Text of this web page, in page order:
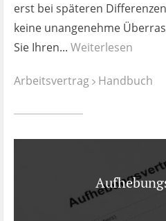
Aufhebungsvertrag
Wann lohnt er sich?
Zeugnis
Ist es wirklich gut?
Impressum
erst bei späteren
keine unangenehme
Sie Ihren... Weiterlesen
Arbeitsvertrag Handbuch